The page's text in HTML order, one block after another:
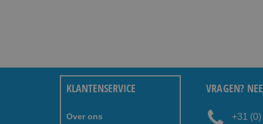
KLANTENSERVICE
Over ons
VRAGEN?
+31